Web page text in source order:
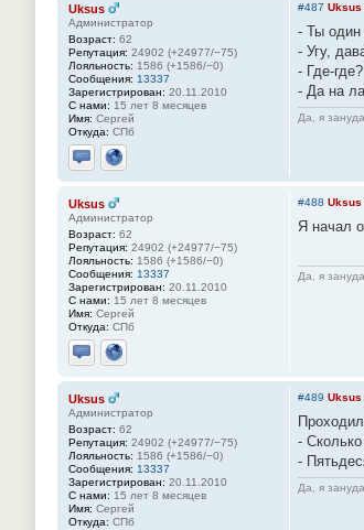
Uksus
Администратор
Возраст: 62
Репутация: 24902 (+24977/−75)
Лояльность: 1586 (+1586/−0)
Сообщения: 13337
Зарегистрирован: 20.11.2010
С нами: 15 лет 8 месяцев
Имя: Сергей
Откуда: СПб
Отправить личное сообщение
Сайт
#487 Uksus
- Ты один
- Угу,
- Где-где?
- Да на
Да, я
Uksus
Администратор
Возраст: 62
Репутация: 24902 (+24977/−75)
Лояльность: 1586 (+1586/−0)
Сообщения: 13337
Зарегистрирован: 20.11.2010
С нами: 15 лет 8 месяцев
Имя: Сергей
Откуда: СПб
Отправить личное сообщение
Сайт
#488 Uksus
Я начал
Да, я
Uksus
Администратор
Возраст: 62
Репутация: 24902 (+24977/−75)
Лояльность: 1586 (+1586/−0)
Сообщения: 13337
Зарегистрирован: 20.11.2010
С нами: 15 лет 8 месяцев
Имя: Сергей
Откуда: СПб
#489 Uksus
-
-
Да, я